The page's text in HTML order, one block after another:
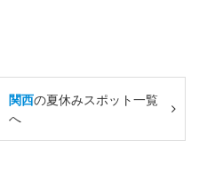
関西の夏休みスポット一覧
へ